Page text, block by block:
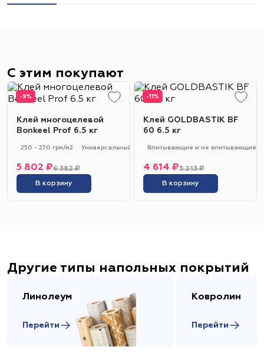
С этим покупают
-9%
Клей многоцелевой
Bonkeel Prof 6.5 кг
250 - 270 грм/м2 Универсальный 250 - 270 гр/м2
6 382 ₽
5 802 ₽
В корзину
-11%
Клей GOLDBASTIK BF
60 6.5 кг
Впитывающие и не впитывающие
5 213 ₽
4 614 ₽
В корзину
Другие типы напольных покрытий
Линолеум
Перейти
Ковролин
Перейти